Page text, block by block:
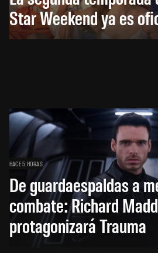
Star Weekend ya es
HACE 5 HORAS
De guardaespaldas a
combate: Richard
protagonizará Trauma